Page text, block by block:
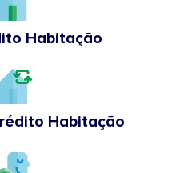
Habitação
Habitação